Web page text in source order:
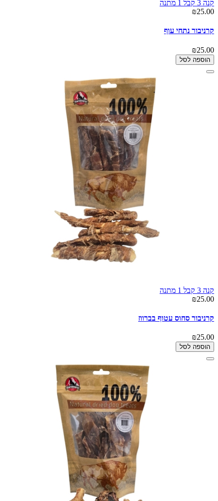
קנה 3 קבל 1 מתנה
₪25.00
קרניבור נתחי עוף
₪25.00
הוספה לסל
קנה 3 קבל 1 מתנה
₪25.00
קרניבור סחוס עטוף בברווז
₪25.00
הוספה לסל